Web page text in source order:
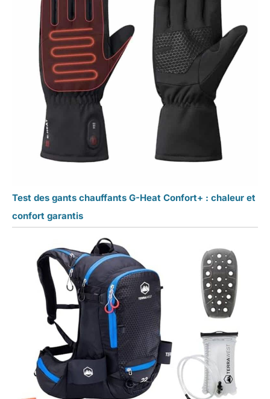
Test des gants chauffants G-Heat Confort+ : chaleur et
confort garantis